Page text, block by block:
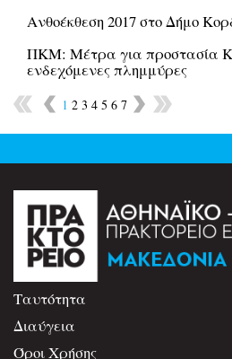
Ανθοέκθεση 2017 στο Δήμο
ΠΚΜ: Μέτρα για προστασία
ενδεχόμενες πλημμύρες
1 2 3 4 5 6 7
Ταυτότητα
Διαύγεια
Όροι Χρήσης